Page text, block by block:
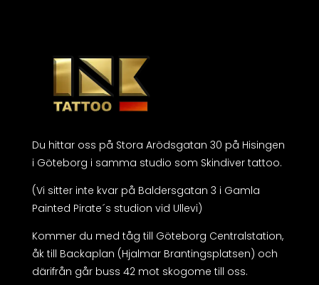
Du hittar oss på Stora Arödsgatan 30 på Hisingen
i Göteborg i samma studio som Skindiver tattoo.
(Vi sitter inte kvar på Baldersgatan 3 i Gamla
Painted Pirate´s studion vid Ullevi)
Kommer du med tåg till Göteborg Centralstation,
åk till Backaplan (Hjalmar Brantingsplatsen) och
därifrån går buss 42 mot skogome till oss.